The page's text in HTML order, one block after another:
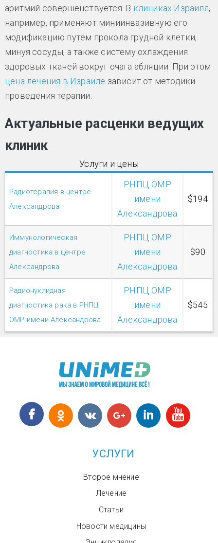
аритмий совершенствуется. В клиниках Израиля,
например, применяют миниинвазивную его
модификацию путём прокола грудной клетки,
минуя сосуды, а также систему охлаждения
здоровых тканей вокруг очага абляции. При этом
цена лечения в Израиле зависит от методики
проведения терапии.
Актуальные расценки ведущих
клиник
Услуги и цены
Радиотерапия в центре
Александрова
РНПЦ ОМР
имени
Александрова
$194
Иммунологическая
диагностика в центре
Александрова
РНПЦ ОМР
имени
Александрова
$90
Радионуклидная
диагностика рака в РНПЦ
ОМР имени Александрова
РНПЦ ОМР
имени
Александрова
$545
УСЛУГИ
Второе мнение
Лечение
Статьи
Новости медицины